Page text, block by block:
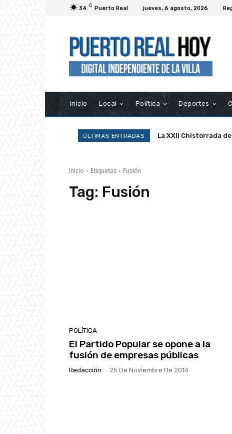
34 C Puerto Real jueves, 6 agosto, 2026
Inicio Local Política Deportes
ÚLTIMAS ENTRADAS La XXII Chistorrada
Inicio Etiquetas Fusión
Tag: Fusión
POLÍTICA
El Partido Popular se opone a la
fusión de empresas públicas
Redacción - 25 De Noviembre De 2014